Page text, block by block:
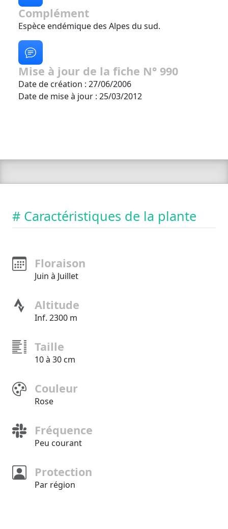
Complément
Espèce endémique des Alpes du sud.
Mise à jour de la fiche N° 990
Date de création : 27/06/2006
Date de mise à jour : 25/03/2012
# Caractéristiques de la plante
Floraison
Juin à Juillet
Altitude
Inf. 2300 m
Taille
10 à 30 cm
Couleur
Rose
Fréquence
Peu courant
Protection
Par région